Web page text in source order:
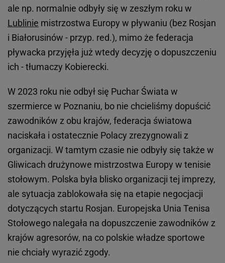
ale np. normalnie odbyły się w zeszłym roku w
Lublinie mistrzostwa Europy w pływaniu (bez Rosjan
i Białorusinów - przyp. red.), mimo że federacja
pływacka przyjęła już wtedy decyzję o dopuszczeniu
ich - tłumaczy Kobierecki.
W 2023 roku nie odbył się Puchar Świata w
szermierce w Poznaniu, bo nie chcieliśmy dopuścić
zawodników z obu krajów, federacja światowa
naciskała i ostatecznie Polacy zrezygnowali z
organizacji. W tamtym czasie nie odbyły się także w
Gliwicach drużynowe mistrzostwa Europy w tenisie
stołowym. Polska była blisko organizacji tej imprezy,
ale sytuacja zablokowała się na etapie negocjacji
dotyczących startu Rosjan. Europejska Unia Tenisa
Stołowego nalegała na dopuszczenie zawodników z
krajów agresorów, na co polskie władze sportowe
nie chciały wyrazić zgody.